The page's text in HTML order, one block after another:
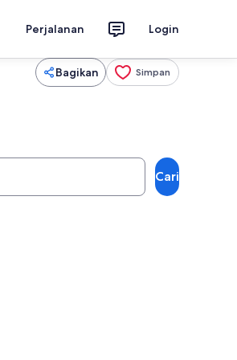
Perjalanan Login
Bagikan Simpan
Cari